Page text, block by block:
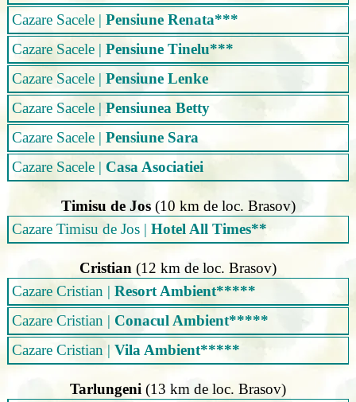
Cazare Sacele | Pensiune Renata***
Cazare Sacele | Pensiune Tinelu***
Cazare Sacele | Pensiune Lenke
Cazare Sacele | Pensiunea Betty
Cazare Sacele | Pensiune Sara
Cazare Sacele | Casa Asociatiei
Timisu de Jos (10 km de loc. Brasov)
Cazare Timisu de Jos | Hotel All Times**
Cristian (12 km de loc. Brasov)
Cazare Cristian | Resort Ambient*****
Cazare Cristian | Conacul Ambient*****
Cazare Cristian | Vila Ambient*****
Tarlungeni (13 km de loc. Brasov)